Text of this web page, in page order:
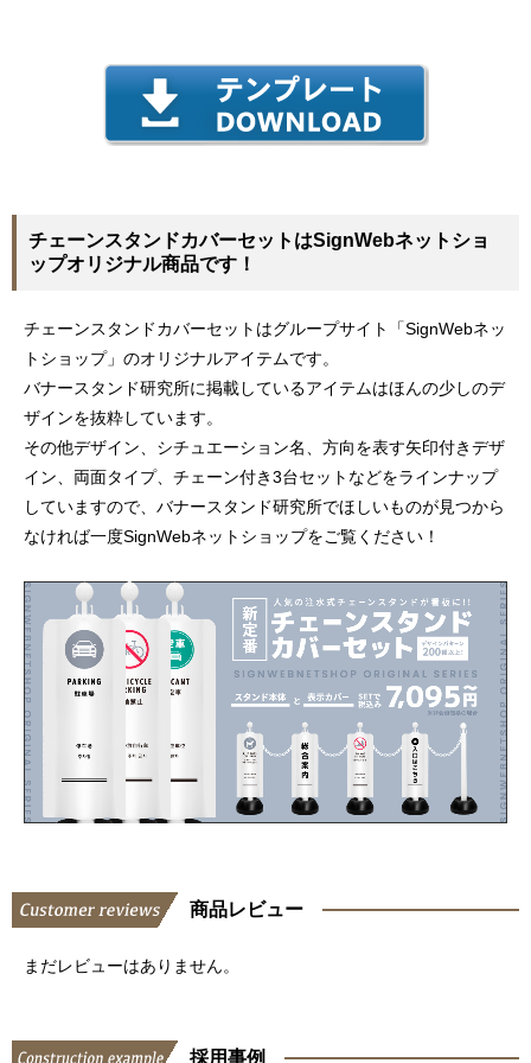
チェーンスタンドカバーセットはSignWebネットショ
ップオリジナル商品です！
チェーンスタンドカバーセットはグループサイト「SignWebネッ
トショップ」のオリジナルアイテムです。
バナースタンド研究所に掲載しているアイテムはほんの少しのデ
ザインを抜粋しています。
その他デザイン、シチュエーション名、方向を表す矢印付きデザ
イン、両面タイプ、チェーン付き3台セットなどをラインナップ
していますので、バナースタンド研究所でほしいものが見つから
なければ一度SignWebネットショップをご覧ください！
商品レビュー
まだレビューはありません。
採用事例